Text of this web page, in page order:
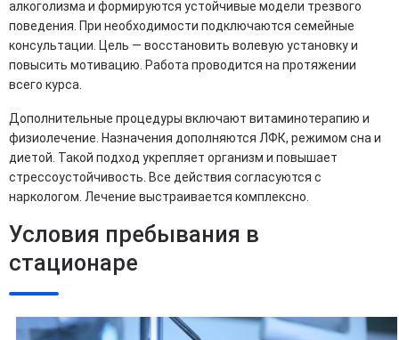
алкоголизма и формируются устойчивые модели трезвого
поведения. При необходимости подключаются семейные
консультации. Цель — восстановить волевую установку и
повысить мотивацию. Работа проводится на протяжении
всего курса.
Дополнительные процедуры включают витаминотерапию и
физиолечение. Назначения дополняются ЛФК, режимом сна и
диетой. Такой подход укрепляет организм и повышает
стрессоустойчивость. Все действия согласуются с
наркологом. Лечение выстраивается комплексно.
Условия пребывания в
стационаре